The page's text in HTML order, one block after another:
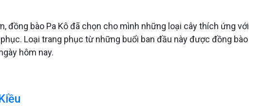
đồng bào Pa Kô đã chọn cho mình những loại cây thích ứng với
Loại trang phục từ những buổi ban đầu này được đồng bào
hôm nay.